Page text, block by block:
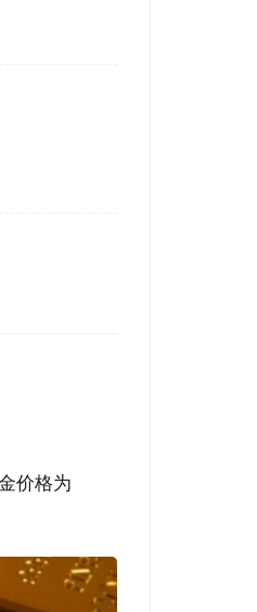
价格为